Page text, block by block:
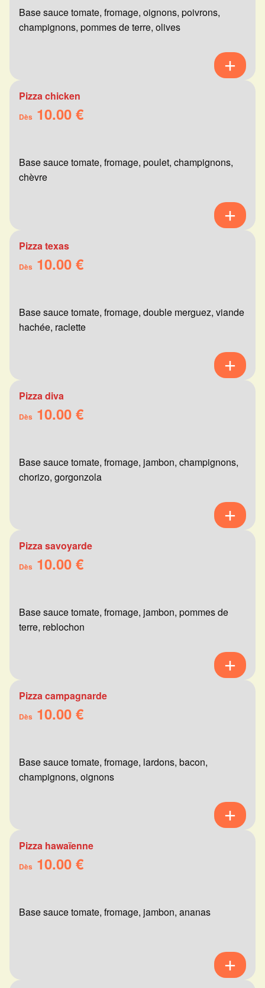
Base sauce tomate, fromage, oignons, poivrons,
champignons, pommes de terre, olives
Pizza chicken
Dès 10.00 €
Base sauce tomate, fromage, poulet, champignons,
chèvre
Pizza texas
Dès 10.00 €
Base sauce tomate, fromage, double merguez, viande
hachée, raclette
Pizza diva
Dès 10.00 €
Base sauce tomate, fromage, jambon, champignons,
chorizo, gorgonzola
Pizza savoyarde
Dès 10.00 €
Base sauce tomate, fromage, jambon, pommes de
terre, reblochon
Pizza campagnarde
Dès 10.00 €
Base sauce tomate, fromage, lardons, bacon,
champignons, oignons
Pizza hawaïenne
Dès 10.00 €
Base sauce tomate, fromage, jambon, ananas